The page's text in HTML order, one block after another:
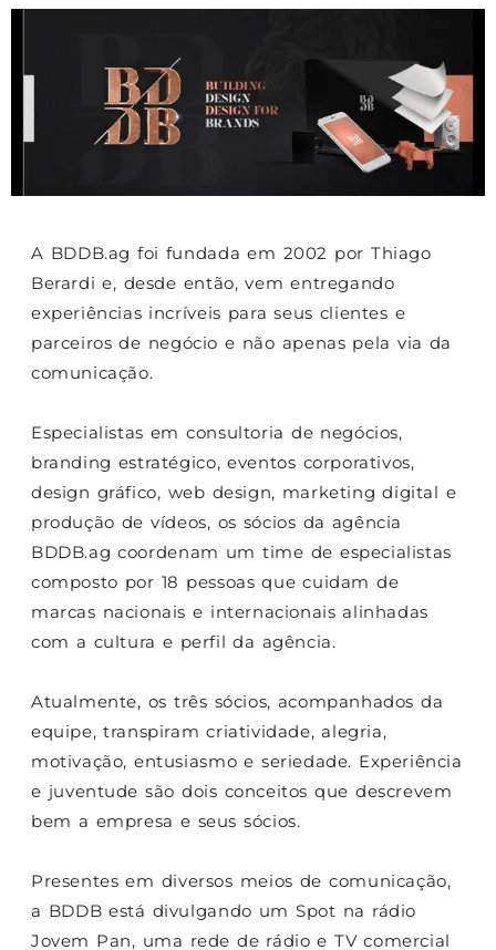
A BDDB.ag foi fundada em 2002 por Thiago
Berardi e, desde então, vem entregando
experiências incríveis para seus clientes e
parceiros de negócio e não apenas pela via da
comunicação.
Especialistas em consultoria de negócios,
branding estratégico, eventos corporativos,
design gráfico, web design, marketing digital e
produção de vídeos, os sócios da agência
BDDB.ag coordenam um time de especialistas
composto por 18 pessoas que cuidam de
marcas nacionais e internacionais alinhadas
com a cultura e perfil da agência.
Atualmente, os três sócios, acompanhados da
equipe, transpiram criatividade, alegria,
motivação, entusiasmo e seriedade. Experiência
e juventude são dois conceitos que descrevem
bem a empresa e seus sócios.
Presentes em diversos meios de comunicação,
a BDDB está divulgando um Spot na rádio
Jovem Pan, uma rede de rádio e TV comercial